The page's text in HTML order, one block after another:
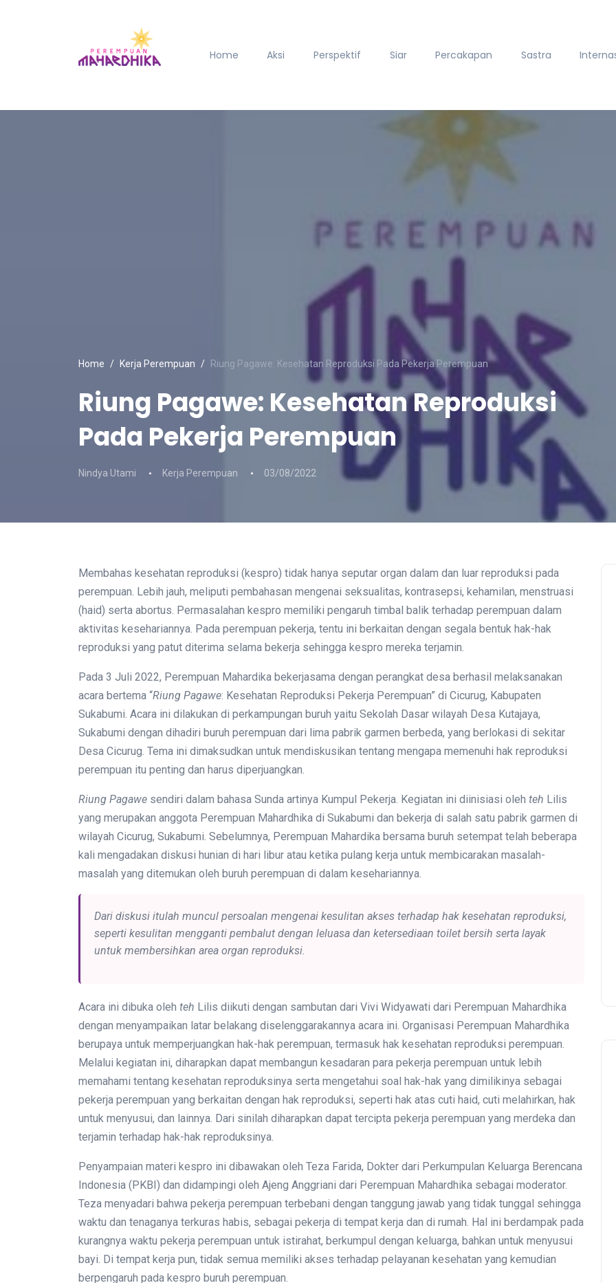
Home Aksi Perspektif Siar Percakapan Sastra
Home Kerja Perempuan Riung Pagawe: Kesehatan Reproduksi Pada Pekerja Perempuan
Riung Pagawe: Kesehatan Reproduksi
Pada Pekerja Perempuan
Nindya Utami Kerja Perempuan 03/08/2022
Membahas kesehatan reproduksi (kespro) tidak hanya seputar organ dalam dan luar reproduksi pada
perempuan. Lebih jauh, meliputi pembahasan mengenai seksualitas, kontrasepsi, kehamilan, menstruasi
(haid) serta abortus. Permasalahan kespro memiliki pengaruh timbal balik terhadap perempuan dalam
aktivitas kesehariannya. Pada perempuan pekerja, tentu ini berkaitan dengan segala bentuk hak-hak
reproduksi yang patut diterima selama bekerja sehingga kespro mereka terjamin.
Pada 3 Juli 2022, Perempuan Mahardika bekerjasama dengan perangkat desa berhasil melaksanakan
acara bertema “Riung Pagawe: Kesehatan Reproduksi Pekerja Perempuan” di Cicurug, Kabupaten
Sukabumi. Acara ini dilakukan di perkampungan buruh yaitu Sekolah Dasar wilayah Desa Kutajaya,
Sukabumi dengan dihadiri buruh perempuan dari lima pabrik garmen berbeda, yang berlokasi di sekitar
Desa Cicurug. Tema ini dimaksudkan untuk mendiskusikan tentang mengapa memenuhi hak reproduksi
perempuan itu penting dan harus diperjuangkan.
Riung Pagawe sendiri dalam bahasa Sunda artinya Kumpul Pekerja. Kegiatan ini diinisiasi oleh teh Lilis
yang merupakan anggota Perempuan Mahardhika di Sukabumi dan bekerja di salah satu pabrik garmen di
wilayah Cicurug, Sukabumi. Sebelumnya, Perempuan Mahardika bersama buruh setempat telah beberapa
kali mengadakan diskusi hunian di hari libur atau ketika pulang kerja untuk membicarakan masalah-
masalah yang ditemukan oleh buruh perempuan di dalam kesehariannya.
Dari diskusi itulah muncul persoalan mengenai kesulitan akses terhadap hak kesehatan reproduksi,
seperti kesulitan mengganti pembalut dengan leluasa dan ketersediaan toilet bersih serta layak
untuk membersihkan area organ reproduksi.
Acara ini dibuka oleh teh Lilis diikuti dengan sambutan dari Vivi Widyawati dari Perempuan Mahardhika
dengan menyampaikan latar belakang diselenggarakannya acara ini. Organisasi Perempuan Mahardhika
berupaya untuk memperjuangkan hak-hak perempuan, termasuk hak kesehatan reproduksi perempuan.
Melalui kegiatan ini, diharapkan dapat membangun kesadaran para pekerja perempuan untuk lebih
memahami tentang kesehatan reproduksinya serta mengetahui soal hak-hak yang dimilikinya sebagai
pekerja perempuan yang berkaitan dengan hak reproduksi, seperti hak atas cuti haid, cuti melahirkan, hak
untuk menyusui, dan lainnya. Dari sinilah diharapkan dapat tercipta pekerja perempuan yang merdeka dan
terjamin terhadap hak-hak reproduksinya.
Penyampaian materi kespro ini dibawakan oleh Teza Farida, Dokter dari Perkumpulan Keluarga Berencana
Indonesia (PKBI) dan didampingi oleh Ajeng Anggriani dari Perempuan Mahardhika sebagai moderator.
Teza menyadari bahwa pekerja perempuan terbebani dengan tanggung jawab yang tidak tunggal sehingga
waktu dan tenaganya terkuras habis, sebagai pekerja di tempat kerja dan di rumah. Hal ini berdampak pada
kurangnya waktu pekerja perempuan untuk istirahat, berkumpul dengan keluarga, bahkan untuk menyusui
bayi. Di tempat kerja pun, tidak semua memiliki akses terhadap pelayanan kesehatan yang kemudian
berpengaruh pada kespro buruh perempuan.